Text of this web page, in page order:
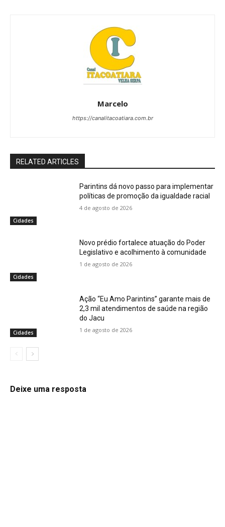
Marcelo
https://canalitacoatiara.com.br
RELATED ARTICLES
Cidades
Parintins dá novo passo para implementar
políticas de promoção da igualdade racial
4 de agosto de 2026
Cidades
Novo prédio fortalece atuação do Poder
Legislativo e acolhimento à comunidade
1 de agosto de 2026
Cidades
Ação “Eu Amo Parintins” garante mais de
2,3 mil atendimentos de saúde na região
do Jacu
1 de agosto de 2026
Deixe uma resposta